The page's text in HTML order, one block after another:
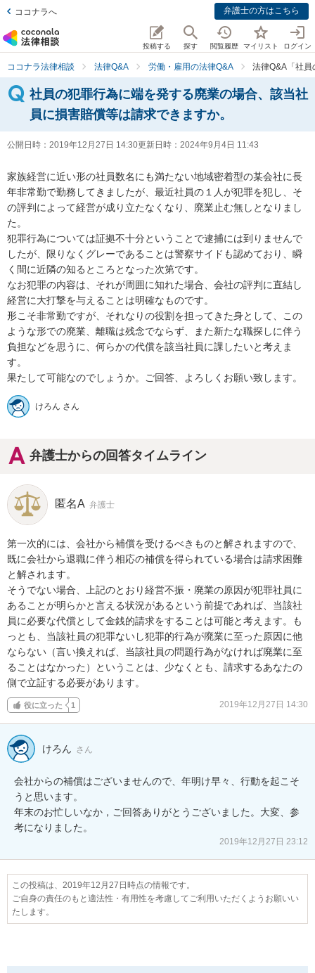
ココナラへ 弁護士の方はこちら
投稿する 探す 閲覧履歴 マイリスト ログイン
ココナラ法律相談 法律Q&A 労働・雇用の法律Q&A 法律Q&A「社
社員の犯罪行為に端を発する廃業の場合、該当社
員に損害賠償等は請求できますか。
公開日時： 2019年12月27日 14:30更新日時： 2024年9月4日 11:43
家族経営に近い形の社員数名にも満たない地域密着型の某会社に長
年非常勤で勤務してきましたが、最近社員の１人が犯罪を犯し、そ
の評判によって経営が成り立たなくなり、廃業止む無しとなりまし
た。
犯罪行為については証拠不十分ということで逮捕には到りませんで
したが、限りなくグレーであることは警察サイドも認めており、瞬
く間に近隣の知るところとなった次第です。
なお犯罪の内容は、それが周囲に知れた場合、会社の評判に直結し
経営に大打撃を与えることは明確なものです。
形こそ非常勤ですが、それなりの役割を担ってきた身として、この
ような形での廃業、離職は残念でならず、また新たな職探しに伴う
負担などを思うに、何らかの代償を該当社員に課したいと考えま
す。
果たして可能なのでしょうか。ご回答、よろしくお願い致します。
けろん さん
弁護士からの回答タイムライン
匿名A 弁護士
第一次的には、会社から補償を受けるべきものと解されますので、
既に会社から退職に伴う相応の補償を得られている場合は請求困難
と解されます。
そうでない場合、上記のとおり経営不振・廃業の原因が犯罪社員に
あることが明らかと言える状況があるという前提であれば、当該社
員に必要な代償として金銭的請求をすることは可能と考えます。も
っとも、当該社員の犯罪ないし犯罪的行為が廃業に至った原因に他
ならない（言い換えれば、当該社員の問題行為がなければ廃業に至
ることはなかった）ということは、少なくとも、請求するあなたの
側で立証する必要があります。
役に立った 1 2019年12月27日 14:30
けろん さん
会社からの補償はございませんので、年明け早々、行動を起こそ
うと思います。
年末のお忙しいなか，ご回答ありがとうございました。大変、参
考になりました。
2019年12月27日 23:12
この投稿は、2019年12月27日時点の情報です。
ご自身の責任のもと適法性・有用性を考慮してご利用いただくようお願いい
たします。